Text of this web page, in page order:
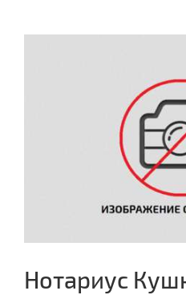
Нотариус